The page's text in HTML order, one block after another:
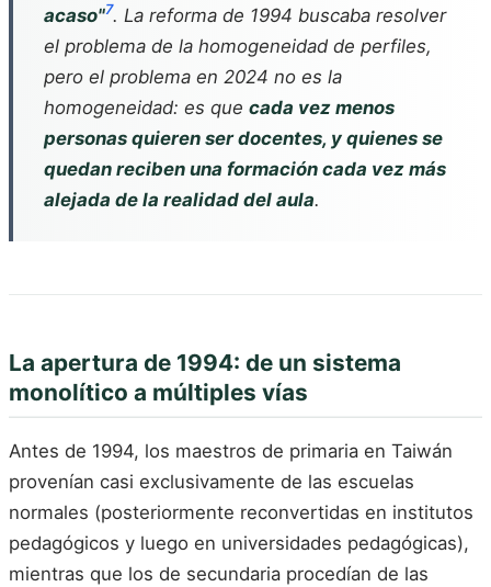
acaso"7. La reforma de 1994 buscaba resolver
el problema de la homogeneidad de perfiles,
pero el problema en 2024 no es la
homogeneidad: es que cada vez menos
personas quieren ser docentes, y quienes se
quedan reciben una formación cada vez más
alejada de la realidad del aula.
La apertura de 1994: de un sistema
monolítico a múltiples vías
Antes de 1994, los maestros de primaria en Taiwán
provenían casi exclusivamente de las escuelas
normales (posteriormente reconvertidas en institutos
pedagógicos y luego en universidades pedagógicas),
mientras que los de secundaria procedían de las